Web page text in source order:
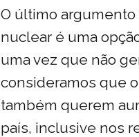
O último
nuclear é uma
uma vez que não
consideramos que
também querem
país, inclusive nos